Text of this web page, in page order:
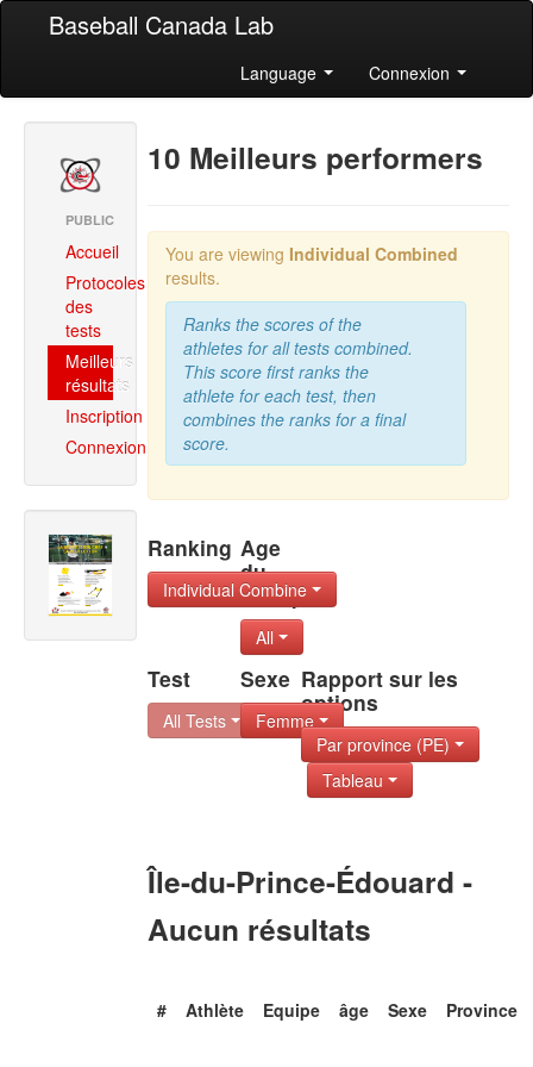
Baseball Canada Lab
Language Connexion
PUBLIC
Accueil
Protocoles
des
tests
Meilleurs
résultats
Inscription
Connexion
10 Meilleurs performers
You are viewing Individual Combined
results.
Ranks the scores of the
athletes for all tests combined.
This score first ranks the
athlete for each test, then
combines the ranks for a final
score.
Ranking
Individual Combine
Age
du
Group
All
Test
All Tests
Sexe
Femme
Rapport sur les
options
Par province (PE)
Tableau
Île-du-Prince-Édouard -
Aucun résultats
# Athlète Equipe âge Sexe Province